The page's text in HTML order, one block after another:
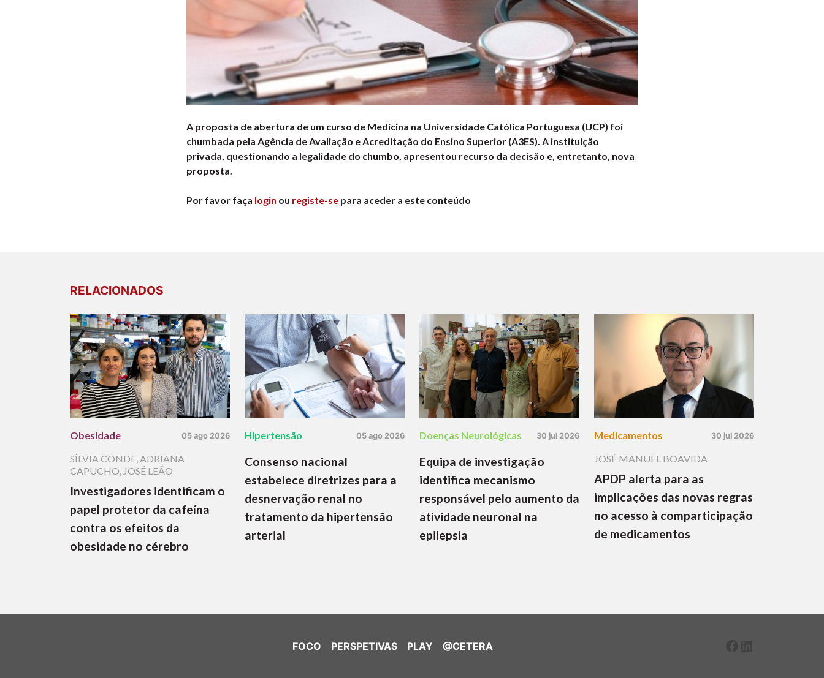
A proposta de abertura de um curso de Medicina na Universidade Católica Portuguesa (UCP) foi
chumbada pela Agência de Avaliação e Acreditação do Ensino Superior (A3ES). A instituição
privada, questionando a legalidade do chumbo, apresentou recurso da decisão e, entretanto, nova
proposta.
Por favor faça login ou registe-se para aceder a este conteúdo
RELACIONADOS
Obesidade 05 ago 2026
SÍLVIA CONDE,ADRIANA
CAPUCHO, JOSÉ LEÃO
Investigadores identificam o
papel protetor da cafeína
contra os efeitos da
obesidade no cérebro
Hipertensão 05 ago 2026
Consenso nacional
estabelece diretrizes para a
desnervação renal no
tratamento da hipertensão
arterial
Doenças Neurológicas 30 jul 2026
Equipa de investigação
identifica mecanismo
responsável pelo aumento da
atividade neuronal na
epilepsia
Medicamentos 30 jul 2026
JOSÉ MANUEL BOAVIDA
APDP alerta para as
implicações das novas regras
no acesso à comparticipação
de medicamentos
FOCO PERSPETIVAS PLAY @CETERA